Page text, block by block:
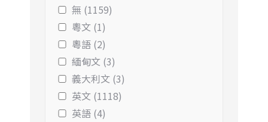
無 (1159)
粵文 (1)
粵語 (2)
緬甸文 (3)
義大利文 (3)
英文 (1118)
英語 (4)